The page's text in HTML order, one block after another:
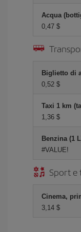
Acqua
0,47 $
Biglietto di
0,52 $
Taxi 1 km
1,36 $
Benzina (1
#VALUE!
Sport e
Cinema,
3,14 $